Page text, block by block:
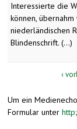
Interessierte die
können,
niederländischen
Blindenschrift. (...)
‹
Um ein
Formular unter